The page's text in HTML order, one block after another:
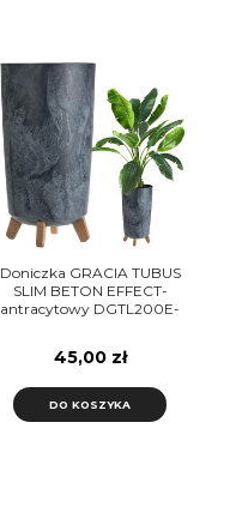
Doniczka GRACIA TUBUS
SLIM BETON EFFECT-
antracytowy DGTL200E-
45,00 zł
DO KOSZYKA